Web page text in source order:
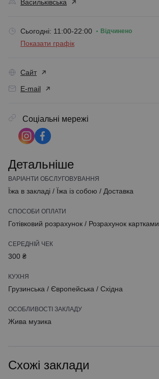
Васильківська
Сьогодні: 11:00-22:00 Відчинено
Показати графік
Сайт
E-mail
Соціальні мережі
Детальніше
ВАРІАНТИ ОБСЛУГОВУВАННЯ
Їжа в закладі / Їжа із собою / Доставка
СПОСОБИ ОПЛАТИ
Готівковий розрахунок / Розрахунок картками
СЕРЕДНІЙ ЧЕК
300 ₴
КУХНЯ
Грузинська / Європейська / Східна
ОСОБЛИВОСТІ ЗАКЛАДУ
Жива музика
Схожі заклади